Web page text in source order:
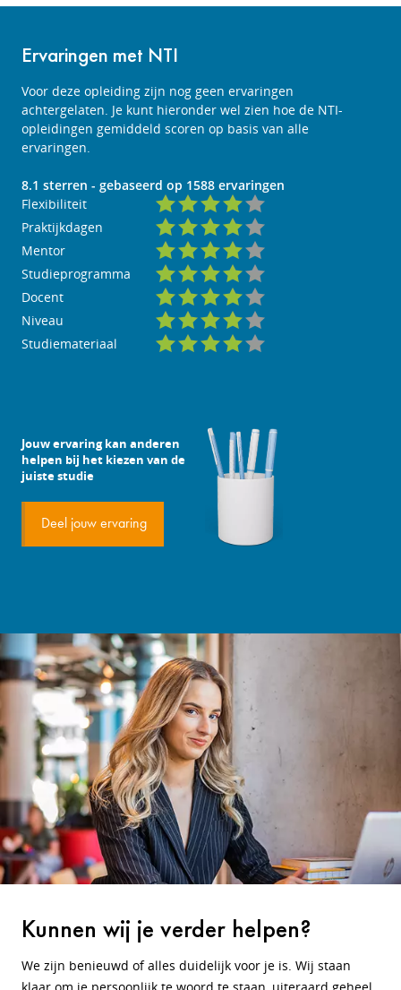
Ervaringen met NTI
Voor deze opleiding zijn nog geen ervaringen
achtergelaten. Je kunt hieronder wel zien hoe de NTI-
opleidingen gemiddeld scoren op basis van alle
ervaringen.
8.1 sterren - gebaseerd op 1588 ervaringen
Flexibiliteit
Praktijkdagen
Mentor
Studieprogramma
Docent
Niveau
Studiemateriaal
Jouw ervaring kan anderen
helpen bij het kiezen van de
juiste studie
Deel jouw ervaring
Kunnen wij je verder helpen?
We zijn benieuwd of alles duidelijk voor je is. Wij staan